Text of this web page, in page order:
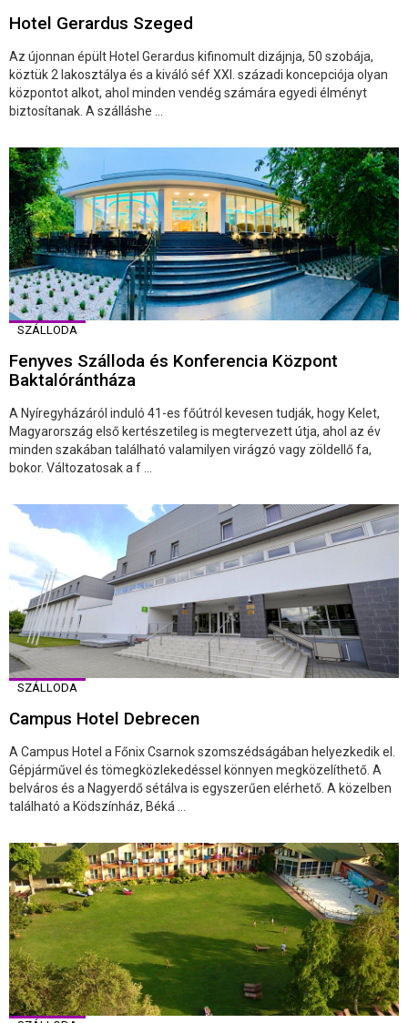
Hotel Gerardus Szeged
Az újonnan épült Hotel Gerardus kifinomult dizájnja, 50 szobája,
köztük 2 lakosztálya és a kiváló séf XXI. századi koncepciója olyan
központot alkot, ahol minden vendég számára egyedi élményt
biztosítanak. A szálláshe ...
SZÁLLODA
Fenyves Szálloda és Konferencia Központ
Baktalórántháza
A Nyíregyházáról induló 41-es főútról kevesen tudják, hogy Kelet,
Magyarország első kertészetileg is megtervezett útja, ahol az év
minden szakában található valamilyen virágzó vagy zöldellő fa,
bokor. Változatosak a f ...
SZÁLLODA
Campus Hotel Debrecen
A Campus Hotel a Főnix Csarnok szomszédságában helyezkedik el.
Gépjárművel és tömegközlekedéssel könnyen megközelíthető. A
belváros és a Nagyerdő sétálva is egyszerűen elérhető. A közelben
található a Ködszínház, Béká ...